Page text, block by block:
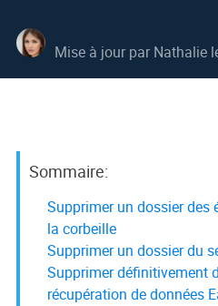
Mise à jour parNathalie
Sommaire:
Supprimer un dossier des
la corbeille
Supprimer un dossier du
Supprimer définitivement
récupération de données